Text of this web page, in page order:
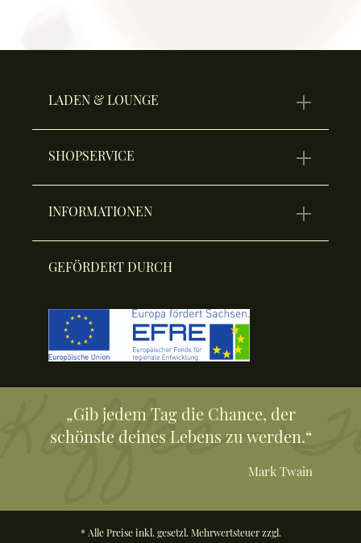
LADEN & LOUNGE
GEFÖRDERT DURCH
SHOPSERVICE
INFORMATIONEN
„Gib jedem Tag die Chance, der
schönste deines Lebens zu werden.“
Mark Twain
* Alle Preise inkl. gesetzl. Mehrwertsteuer zzgl.